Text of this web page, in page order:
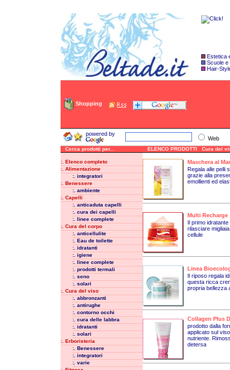
Estetica
Scuole e
Hair-
Shopping
powered by
Web
Cerca prodotti per...
:. Elenco completo
:. Alimentazione
:. integratori
:. Benessere
:. ambiente
:. Capelli
:. anticaduta capelli
:. cura dei capelli
:. linee complete
:. Cura del corpo
:. anticellulite
:. Eau de toilette
:. idratanti
:. igiene
:. linee complete
:. prodotti termali
:. seno
:. solari
:. Cura del viso
:. abbronzanti
:. antirughe
:. contorno occhi
:. cura delle labbra
:. idratanti
:. solari
:. Erboristeria
:. Benessere
:. integratori
:. varie
ELENCO PRODOTTI Cura del
Maschera al
Regala alle pelli
grazie alla
emollienti ed
Multi Recharge
Il primo
rilasciare
cellule
Linea
Il riposo regala
questa ricca
propria bellezza
Collagen Plus
prodotto dalla
applicato sul
nutriente.
detersa